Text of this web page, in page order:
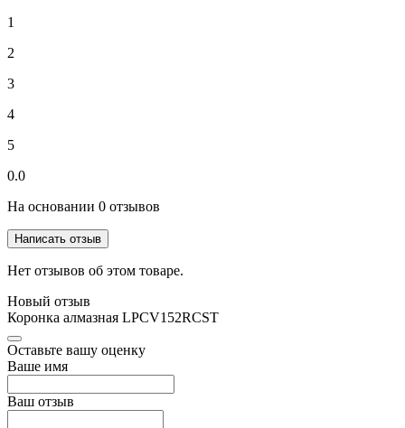
1
2
3
4
5
0.0
На основании 0 отзывов
Написать отзыв
Нет отзывов об этом товаре.
Новый отзыв
Коронка алмазная LPCV152RCST
Оставьте вашу оценку
Ваше имя
Ваш отзыв